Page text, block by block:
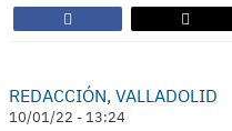
REDACCIÓN, VALLADOLID
10/01/22 - 13:24